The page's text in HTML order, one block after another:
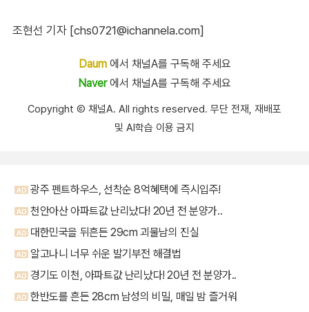
조현선 기자 [chs0721@ichannela.com]
Daum에서 채널A를 구독해 주세요
Naver에서 채널A를 구독해 주세요
Copyright Ⓒ 채널A. All rights reserved. 무단 전재, 재배포
및 AI학습 이용 금지